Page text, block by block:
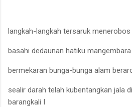
langkah-langkah tersaruk
basahi dedaunan hatiku
bermekaran bunga-bunga alam
sealir darah telah kubentangkan jala
barangkali I